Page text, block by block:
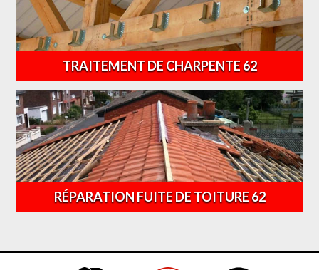
TRAITEMENT DE CHARPENTE 62
RÉPARATION FUITE DE TOITURE 62